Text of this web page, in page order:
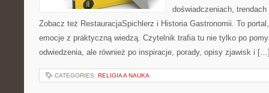
doświadczeniach,
Zobacz też RestauracjaSpichlerz i Historia Gastronomii. To
emocje z praktyczną wiedzą. Czytelnik trafia tu nie tylko po
odwiedzenia, ale również po inspiracje, porady, opisy zjawisk i
CATEGORIES: RELIGIA A NAUKA